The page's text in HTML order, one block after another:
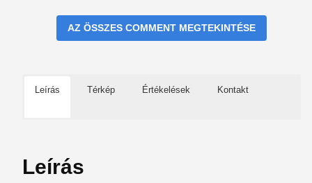
AZ ÖSSZES COMMENT MEGTEKINTÉSE
Leírás Térkép Értékelések Kontakt
Leírás